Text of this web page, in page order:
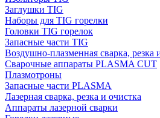
Заглушки TIG
Наборы для TIG горелки
Головки TIG горелок
Запасные части TIG
Воздушно-плазменная сварка, резка
Сварочные аппараты PLASMA CUT
Плазмотроны
Запасные части PLASMA
Лазерная сварка, резка и очистка
Аппараты лазерной сварки